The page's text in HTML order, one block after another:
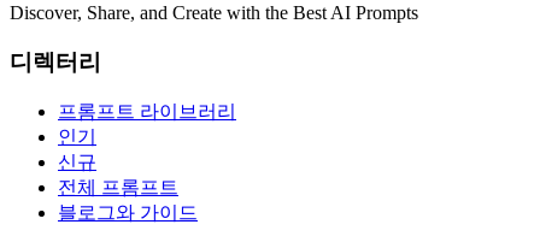
Discover, Share, and Create with the Best AI Prompts
디렉터리
프롬프트 라이브러리
인기
신규
전체 프롬프트
블로그와 가이드